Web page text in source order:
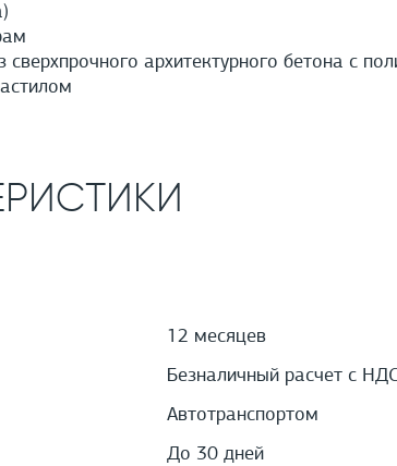
архитектурного бетона с
12 месяцев
Безналичный расчет с
Автотранспортом
До 30 дней